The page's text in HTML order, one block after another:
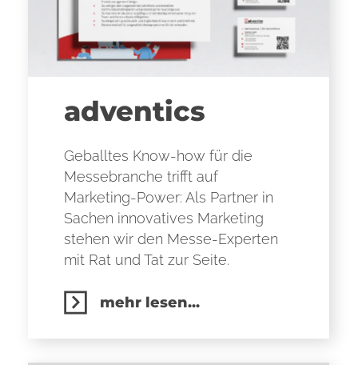
adventics
Geballtes Know-how für die
Messebranche trifft auf
Marketing-Power: Als Partner in
Sachen innovatives Marketing
stehen wir den Messe-Experten
mit Rat und Tat zur Seite.
mehr lesen...